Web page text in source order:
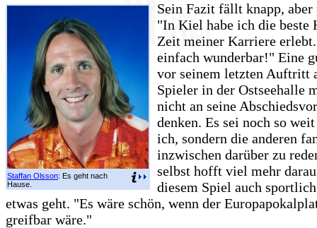
Staffan Olsson: Es geht nach
Hause.
Sein Fazit fällt knapp, aber
"In Kiel habe ich die beste
Zeit meiner Karriere
einfach wunderbar!" Eine
vor seinem letzten Auftritt
Spieler in der Ostseehalle
nicht an seine
denken. Es sei noch so
ich, sondern die anderen
inzwischen darüber zu
selbst hofft viel mehr
diesem Spiel auch
etwas geht. "Es wäre schön, wenn der
greifbar wäre."